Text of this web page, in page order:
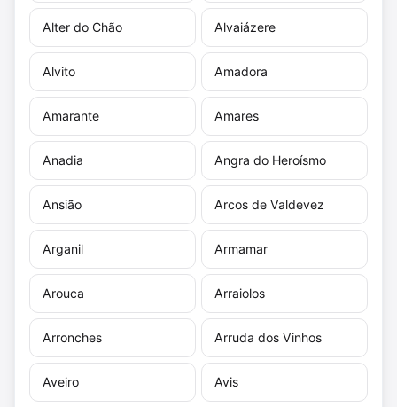
Alter do Chão Alvaiázere
Alvito Amadora
Amarante Amares
Anadia Angra do Heroísmo
Ansião Arcos de Valdevez
Arganil Armamar
Arouca Arraiolos
Arronches Arruda dos Vinhos
Aveiro Avis